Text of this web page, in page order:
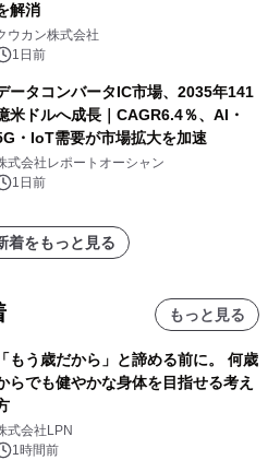
解消
ウカン株式会社
1日前
ータコンバータIC市場、2035年141
米ドルへ成長｜CAGR6.4％、AI・
・IoT需要が市場拡大を加速
式会社レポートオーシャン
1日前
着をもっと見る
もっと見る
「もう歳だから」と諦める前に。 何歳
らでも健やかな身体を目指せる考え
式会社LPN
1時間前